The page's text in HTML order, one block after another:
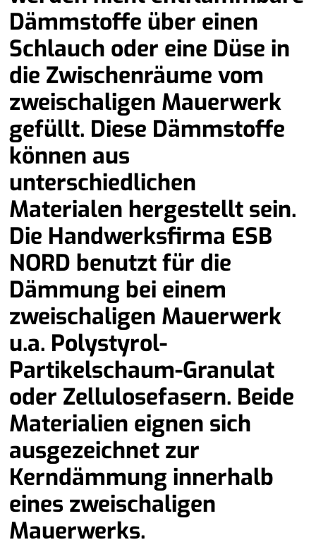
Dämmstoffe über einen
Schlauch oder eine Düse in
die Zwischenräume vom
zweischaligen Mauerwerk
gefüllt. Diese Dämmstoffe
können aus
unterschiedlichen
Materialen hergestellt sein.
Die Handwerksfirma ESB
NORD benutzt für die
Dämmung bei einem
zweischaligen Mauerwerk
u.a. Polystyrol-
Partikelschaum-Granulat
oder Zellulosefasern. Beide
Materialien eignen sich
ausgezeichnet zur
Kerndämmung innerhalb
eines zweischaligen
Mauerwerks.